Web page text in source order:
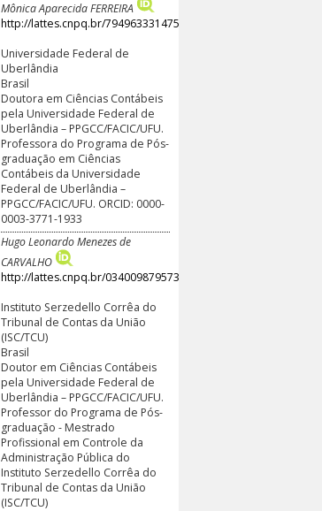
Mônica Aparecida FERREIRA
http://lattes.cnpq.br/7949633314757040
Universidade Federal de
Uberlândia
Brasil
Doutora em Ciências Contábeis
pela Universidade Federal de
Uberlândia – PPGCC/FACIC/UFU.
Professora do Programa de Pós-
graduação em Ciências
Contábeis da Universidade
Federal de Uberlândia –
PPGCC/FACIC/UFU. ORCID: 0000-
0003-3771-1933
Hugo Leonardo Menezes de
CARVALHO
http://lattes.cnpq.br/0340098795739149
Instituto Serzedello Corrêa do
Tribunal de Contas da União
(ISC/TCU)
Brasil
Doutor em Ciências Contábeis
pela Universidade Federal de
Uberlândia – PPGCC/FACIC/UFU.
Professor do Programa de Pós-
graduação - Mestrado
Profissional em Controle da
Administração Pública do
Instituto Serzedello Corrêa do
Tribunal de Contas da União
(ISC/TCU)